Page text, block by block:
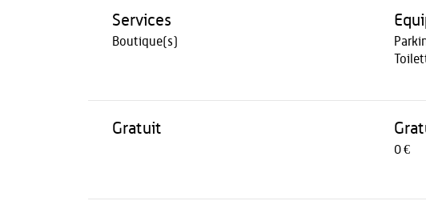
Services
Boutique(s)
Gratuit
0 €